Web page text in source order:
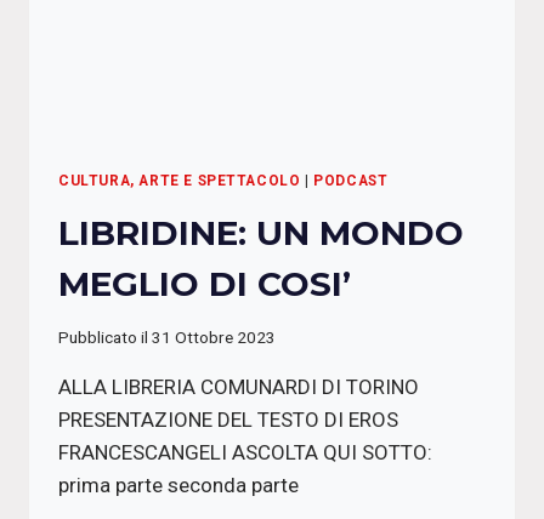
CULTURA, ARTE E SPETTACOLO | PODCAST
LIBRIDINE: UN MONDO
MEGLIO DI COSI’
Pubblicato il 31 Ottobre 2023
ALLA LIBRERIA COMUNARDI DI TORINO
PRESENTAZIONE DEL TESTO DI EROS
FRANCESCANGELI ASCOLTA QUI SOTTO:
prima parte seconda parte